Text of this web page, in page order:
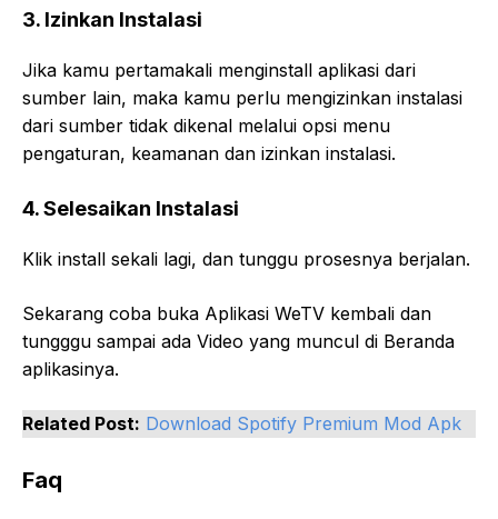
3. Izinkan Instalasi
Jika kamu pertamakali menginstall aplikasi dari
sumber lain, maka kamu perlu mengizinkan instalasi
dari sumber tidak dikenal melalui opsi menu
pengaturan, keamanan dan izinkan instalasi.
4. Selesaikan Instalasi
Klik install sekali lagi, dan tunggu prosesnya berjalan.
Sekarang coba buka Aplikasi WeTV kembali dan
tungggu sampai ada Video yang muncul di Beranda
aplikasinya.
Related Post: Download Spotify Premium Mod Apk
Faq